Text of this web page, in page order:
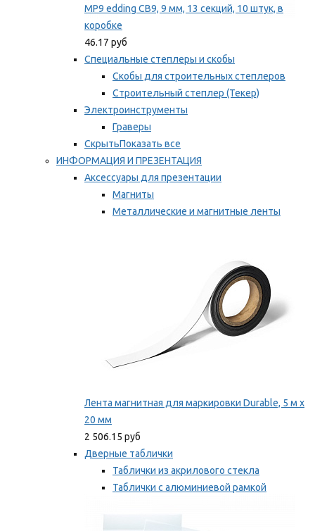
MP9 edding CB9, 9 мм, 13 секций, 10 штук, в
коробке
46.17 руб
Специальные степлеры и скобы
Скобы для строительных степлеров
Строительный степлер (Текер)
Электроинструменты
Граверы
СкрытьПоказать все
ИНФОРМАЦИЯ И ПРЕЗЕНТАЦИЯ
Аксессуары для презентации
Магниты
Металлические и магнитные ленты
Лента магнитная для маркировки Durable, 5 м х
20 мм
2 506.15 руб
Дверные таблички
Таблички из акрилового стекла
Таблички с алюминиевой рамкой